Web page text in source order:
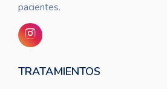
pacientes.
TRATAMIENTOS